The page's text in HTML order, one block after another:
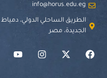
info@horus.edu.eg
الطريق الساحلي الدولي، دمياط
الجديدة، مصر